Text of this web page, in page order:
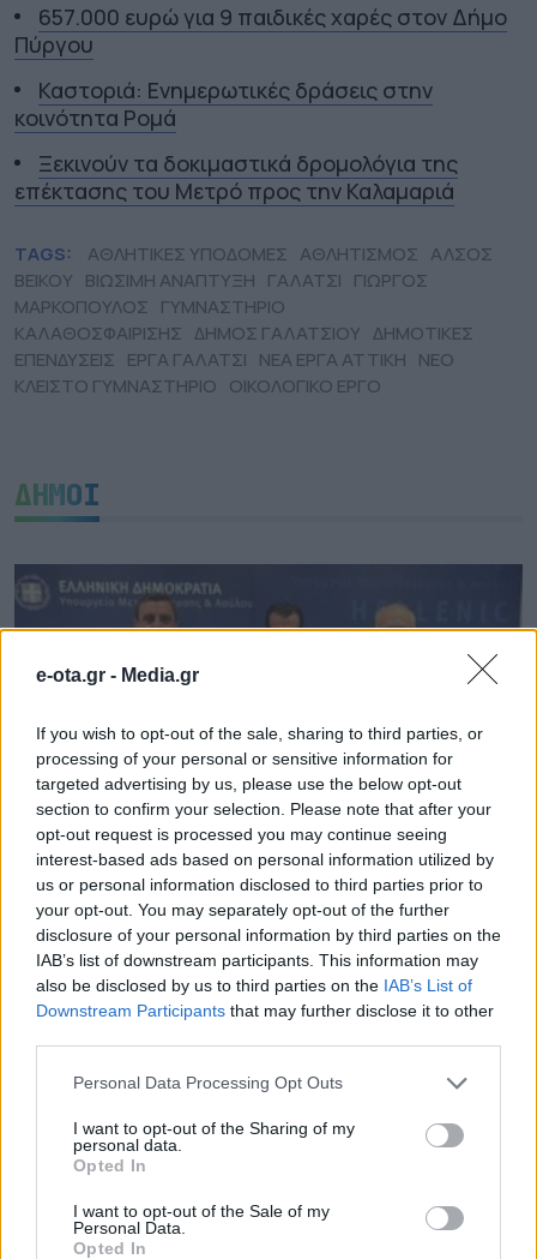
e-ota.gr - Media.gr
If you wish to opt-out of the sale, sharing to third parties, or
processing of your personal or sensitive information for
targeted advertising by us, please use the below opt-out
section to confirm your selection. Please note that after your
opt-out request is processed you may continue seeing
interest-based ads based on personal information utilized by
us or personal information disclosed to third parties prior to
your opt-out. You may separately opt-out of the further
disclosure of your personal information by third parties on the
IAB’s list of downstream participants. This information may
also be disclosed by us to third parties on the IAB’s List of
Downstream Participants that may further disclose it to other
Personal Data Processing Opt Outs
I want to opt-out of the Sharing of my
personal data.
Opted In
I want to opt-out of the Sale of my
Personal Data.
Opted In
657.000 ευρώ για 9 παιδικές χαρές στον Δήμο
Πύργου
Καστοριά: Ενημερωτικές δράσεις στην
κοινότητα Ρομά
Ξεκινούν τα δοκιμαστικά δρομολόγια της
επέκτασης του Μετρό προς την Καλαμαριά
TAGS: ΑΘΛΗΤΙΚΕΣ ΥΠΟΔΟΜΕΣ ΑΘΛΗΤΙΣΜΟΣ ΑΛΣΟΣ
ΒΕΙΚΟΥ ΒΙΩΣΙΜΗ ΑΝΑΠΤΥΞΗ ΓΑΛΑΤΣΙ ΓΙΩΡΓΟΣ
ΜΑΡΚΟΠΟΥΛΟΣ ΓΥΜΝΑΣΤΗΡΙΟ
ΚΑΛΑΘΟΣΦΑΙΡΙΣΗΣ ΔΗΜΟΣ ΓΑΛΑΤΣΙΟΥ ΔΗΜΟΤΙΚΕΣ
ΕΠΕΝΔΥΣΕΙΣ ΕΡΓΑ ΓΑΛΑΤΣΙ ΝΕΑ ΕΡΓΑ ΑΤΤΙΚΗ ΝΕΟ
ΚΛΕΙΣΤΟ ΓΥΜΝΑΣΤΗΡΙΟ ΟΙΚΟΛΟΓΙΚΟ ΕΡΓΟ
ΔΗΜΟΙ
657.000 ευρώ για 9 παιδικές χαρές στον Δήμο
Πύργου
07.08.2026 - 16.28